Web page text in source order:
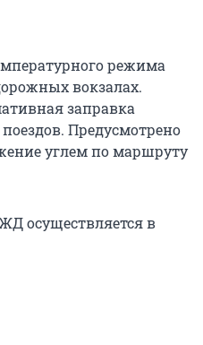
режима
вокзалах.
заправка
Предусмотрено
углем по маршруту
осуществляется в